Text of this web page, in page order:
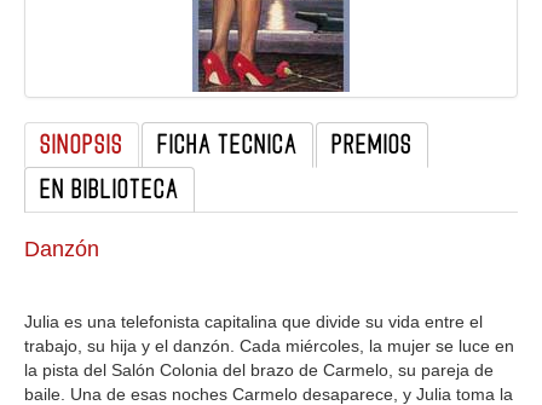
SINOPSIS FICHA TECNICA
PREMIOS
EN BIBLIOTECA
Danzón
Julia es una telefonista capitalina que divide su vida entre el
trabajo, su hija y el danzón. Cada miércoles, la mujer se luce en
la pista del Salón Colonia del brazo de Carmelo, su pareja de
baile. Una de esas noches Carmelo desaparece, y Julia toma la